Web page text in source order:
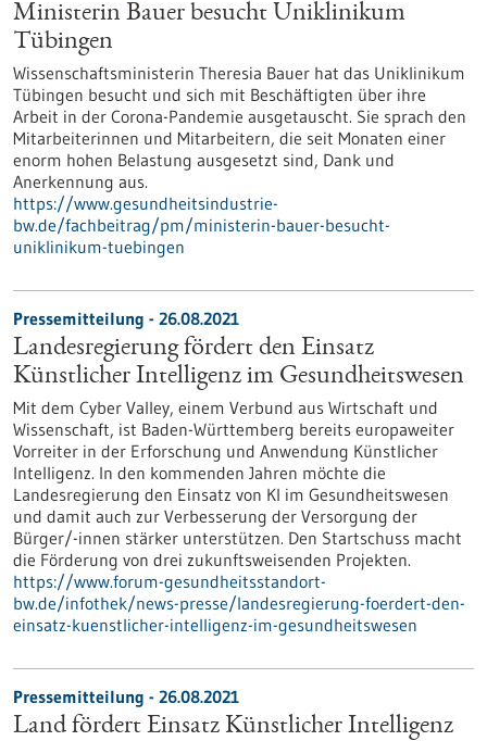
Ministerin Bauer besucht Uniklinikum
Tübingen
Wissenschaftsministerin Theresia Bauer hat das Uniklinikum
Tübingen besucht und sich mit Beschäftigten über ihre
Arbeit in der Corona-Pandemie ausgetauscht. Sie sprach den
Mitarbeiterinnen und Mitarbeitern, die seit Monaten einer
enorm hohen Belastung ausgesetzt sind, Dank und
Anerkennung aus.
https://www.gesundheitsindustrie-
bw.de/fachbeitrag/pm/ministerin-bauer-besucht-
uniklinikum-tuebingen
Pressemitteilung - 26.08.2021
Landesregierung fördert den Einsatz
Künstlicher Intelligenz im Gesundheitswesen
Mit dem Cyber Valley, einem Verbund aus Wirtschaft und
Wissenschaft, ist Baden-Württemberg bereits europaweiter
Vorreiter in der Erforschung und Anwendung Künstlicher
Intelligenz. In den kommenden Jahren möchte die
Landesregierung den Einsatz von KI im Gesundheitswesen
und damit auch zur Verbesserung der Versorgung der
Bürger/-innen stärker unterstützen. Den Startschuss macht
die Förderung von drei zukunftsweisenden Projekten.
https://www.forum-gesundheitsstandort-
bw.de/infothek/news-presse/landesregierung-foerdert-den-
einsatz-kuenstlicher-intelligenz-im-gesundheitswesen
Pressemitteilung - 26.08.2021
Land fördert Einsatz Künstlicher Intelligenz